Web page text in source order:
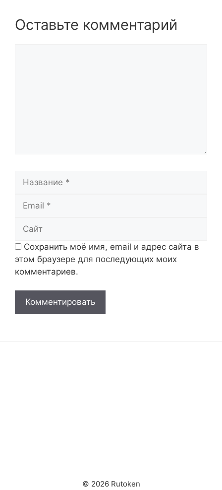
Оставьте комментарий
Сохранить моё имя, email и адрес сайта в
этом браузере для последующих моих
комментариев.
© 2026 Rutoken